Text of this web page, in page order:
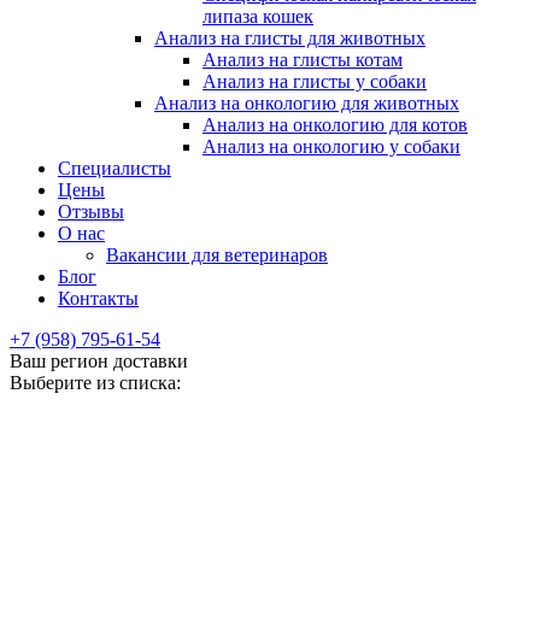
липаза кошек
Анализ на глисты для животных
Анализ на глисты котам
Анализ на глисты у собаки
Анализ на онкологию для животных
Анализ на онкологию для котов
Анализ на онкологию у собаки
Специалисты
Цены
Отзывы
О нас
Вакансии для ветеринаров
Блог
Контакты
+7 (958) 795-61-54
Ваш регион доставки
Выберите из списка: